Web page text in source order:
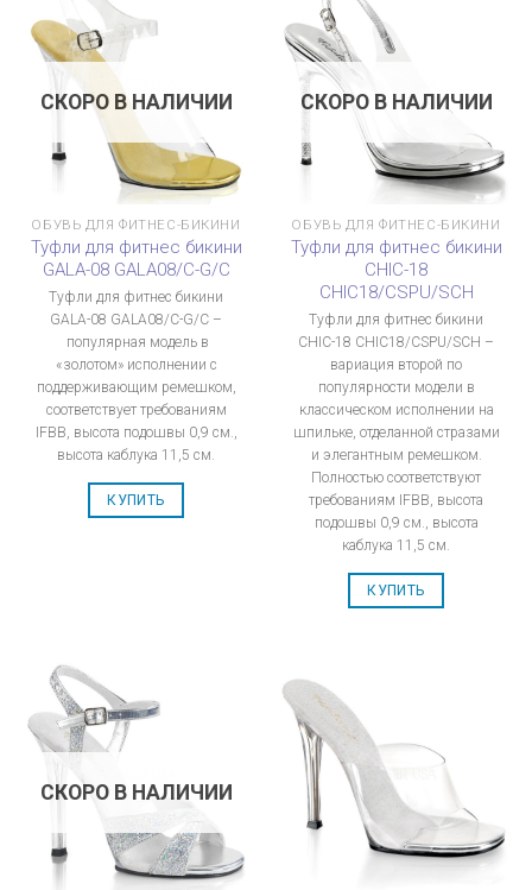
СКОРО В НАЛИЧИИ
ОБУВЬ ДЛЯ ФИТНЕС-БИКИНИ
Туфли для фитнес бикини
GALA-08 GALA08/C-G/C
Туфли для фитнес бикини
GALA-08 GALA08/C-G/C –
популярная модель в
«золотом» исполнении с
поддерживающим ремешком,
соответствует требованиям
IFBB, высота подошвы 0,9 см.,
высота каблука 11,5 см.
КУПИТЬ
СКОРО В НАЛИЧИИ
ОБУВЬ ДЛЯ ФИТНЕС-БИКИНИ
Туфли для фитнес бикини
CHIC-18
CHIC18/CSPU/SCH
Туфли для фитнес бикини
CHIC-18 CHIC18/CSPU/SCH –
вариация второй по
популярности модели в
классическом исполнении на
шпильке, отделанной стразами
и элегантным ремешком.
Полностью соответствуют
требованиям IFBB, высота
подошвы 0,9 см., высота
каблука 11,5 см.
КУПИТЬ
СКОРО В НАЛИЧИИ